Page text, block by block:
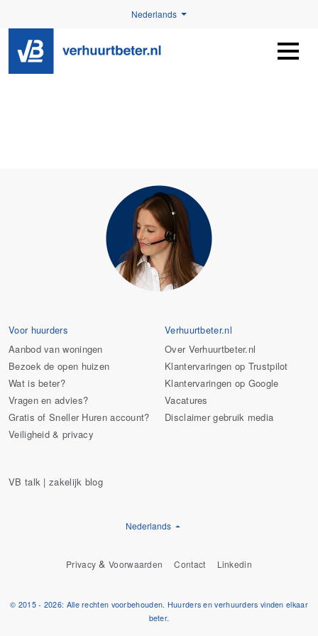
Nederlands
Voor huurders
Aanbod van woningen
Bezoek de open huizen
Wat is beter?
Vragen en advies?
Gratis of Sneller Huren account?
Veiligheid & privacy
Verhuurtbeter.nl
Over Verhuurtbeter.nl
Klantervaringen op Trustpilot
Klantervaringen op Google
Vacatures
Disclaimer gebruik media
VB talk | zakelijk blog
Nederlands
Privacy &Voorwaarden Contact Linkedin
© 2015 - 2026: Alle rechten voorbehouden. Huurders en verhuurders vinden elkaar
beter.